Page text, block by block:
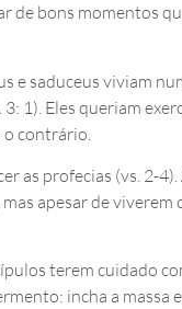
de bons momentos
e saduceus viviam
1). Eles queriam
o contrário.
as profecias (vs. 2-4).
apesar de viverem
terem cuidado
incha a massa